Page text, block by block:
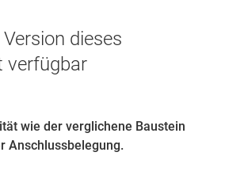
dieses
verfügbar
wie der verglichene Baustein
Anschlussbelegung.